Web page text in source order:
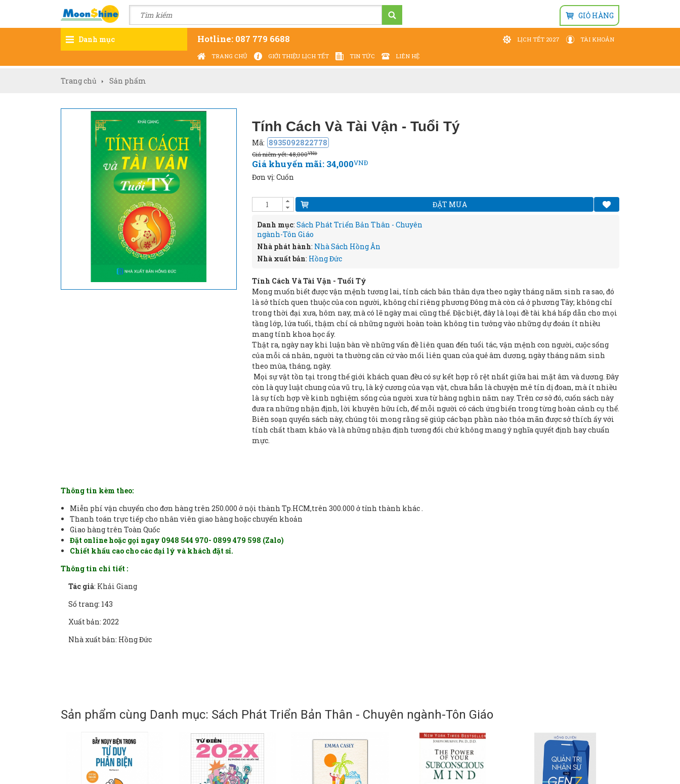
GIỎ HÀNG
LỊCH TẾT 2027 TÀI KHOẢN
Danh mục Hotline: 087 779 6688
TRANG CHỦ GIỚI THIỆU LỊCH TẾT TIN TỨC LIÊN HỆ
Trang chủ Sản phẩm
Tính Cách Và Tài Vận - Tuổi Tý
Mã: 8935092822778
Giá niêm yết: 48,000VNĐ
Giá khuyến mãi: 34,000VNĐ
Đơn vị: Cuốn
ĐẶT MUA
Danh mục: Sách Phát Triển Bản Thân - Chuyên
ngành-Tôn Giáo
Nhà phát hành: Nhà Sách Hồng Ân
Nhà xuất bản: Hồng Đức
Tính Cách Và Tài Vận - Tuổi Tý
Mong muốn biết được vận mệnh tương lai, tính cách bản thân dựa theo ngày tháng năm sinh ra sao, đó
là sở thích quen thuộc của con người, không chỉ riêng phương Đông mà còn cả ở phương Tây; không chỉ
trong thời đại xưa, hôm nay, mà có lẽ ngày mai cũng thế. Đặc biệt, đây là loại đề tài khá hấp dẫn cho mọi
tầng lớp, lứa tuổi, thậm chí cả những người hoàn toàn không tin tưởng vào những dự đoán ít nhiều
mang tính khoa học ấy.
Thật ra, ngày nay khi luận bàn về những vấn đề liên quan đến tuổi tác, vận mệnh con người, cuộc sống
của mỗi cá nhân, người ta thường căn cứ vào mối liên quan của quẻ âm dương, ngày tháng năm sinh
theo mùa, tháng, ngày.
Mọi sự vật tồn tại trong thế giới khách quan đều có sự kết hợp rõ rệt nhất giữa hai mặt âm và dương. Đây
còn là quy luật chung của vũ trụ, là kỷ cương của vạn vật, chưa hẳn là chuyện mê tín dị đoan, mà ít nhiều
là sự tích hợp về kinh nghiệm sống của người xưa từ hàng nghìn năm nay. Trên cơ sở đó, cuốn sách này
đưa ra những nhận định, lời khuyên hữu ích, để mỗi người có cách ứng biến trong từng hoàn cảnh cụ thể.
Biên soạn quyển sách này, chúng tôi mong rằng sẽ giúp các bạn phần nào thỏa mãn được sở thích ấy với
tính chất tham khảo và là những nhận định tương đối chứ không mang ý nghĩa quyết định hay chuẩn
mực.
Thông tin kèm theo:
Miễn phí vận chuyển cho đơn hàng trên 250.000 ở nội thành Tp.HCM,trên 300.000 ở tỉnh thành khác .
Thanh toán trực tiếp cho nhân viên giao hàng hoặc chuyển khoản
Giao hàng trên Toàn Quốc
Đặt online hoặc gọi ngay 0948 544 970- 0899 479 598 (Zalo)
Chiết khấu cao cho các đại lý và khách đặt sỉ.
Thông tin chi tiết :
Tác giả: Khải Giang
Số trang: 143
Xuất bản: 2022
Nhà xuất bản: Hồng Đức
Sản phẩm cùng Danh mục: Sách Phát Triển Bản Thân - Chuyên ngành-Tôn Giáo